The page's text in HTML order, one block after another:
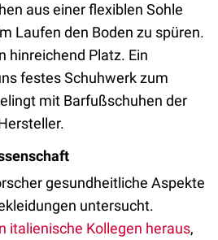
aus einer flexiblen Sohle
Laufen den Boden zu spüren.
hinreichend Platz. Ein
festes Schuhwerk zum
mit Barfußschuhen der
gesundheitliche Aspekte
untersucht.
italienische Kollegen heraus,